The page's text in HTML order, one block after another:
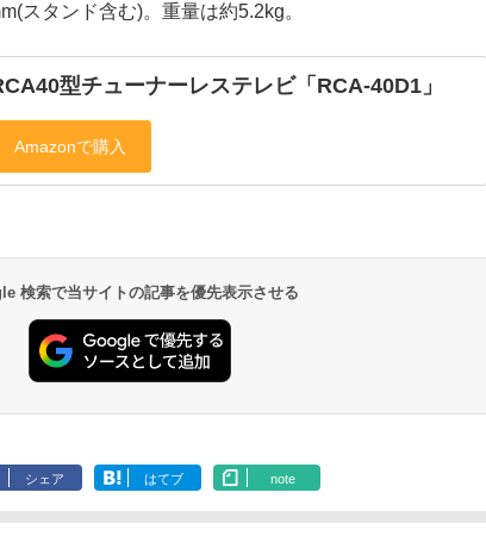
スタンド含む)。重量は約5.2kg。
型チューナーレステレビ「RCA-40D1」
検索で当サイトの記事を優先表示させる
シェア はてブ note